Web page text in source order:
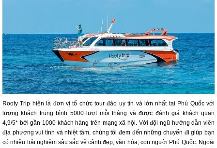
Rooty Trip hiện là đơn vị tổ chức tour đảo uy tín và lớn nhất tại Phú Quốc với
lượng khách trung bình 5000 lượt mỗi tháng và được đánh giá khách quan
4,9/5* bởi gần 1000 khách hàng trên mạng xã hội. Với đội ngũ hướng dẫn viên
địa phương vui tính và nhiệt tâm, chúng tôi đem đến những chuyến đi giúp bạn
có nhiều trải nghiệm sâu sắc về cảnh đẹp, văn hóa, con người Phú Quốc. Ngoài